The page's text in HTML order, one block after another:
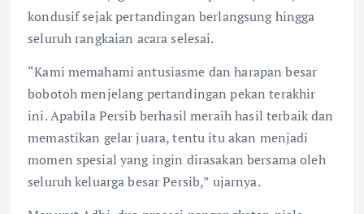
kondusif sejak pertandingan berlangsung hingga
seluruh rangkaian acara selesai.
“Kami memahami antusiasme dan harapan besar
bobotoh menjelang pertandingan pekan terakhir
ini. Apabila Persib berhasil meraih hasil terbaik dan
memastikan gelar juara, tentu itu akan menjadi
momen spesial yang ingin dirasakan bersama oleh
seluruh keluarga besar Persib,” ujarnya.